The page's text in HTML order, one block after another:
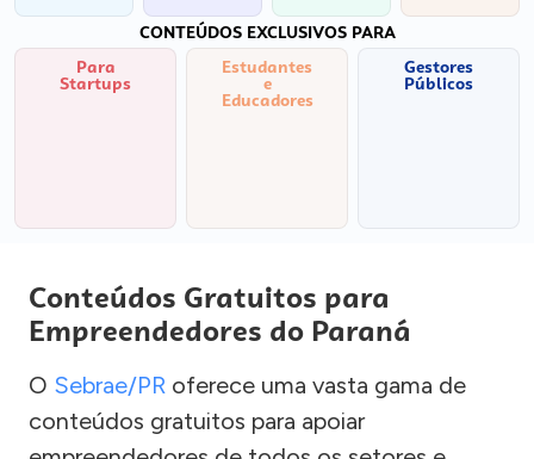
CONTEÚDOS EXCLUSIVOS PARA
Para
Startups
Estudantes
e
Educadores
Gestores
Públicos
Conteúdos Gratuitos para
Empreendedores do Paraná
O Sebrae/PR oferece uma vasta gama de
conteúdos gratuitos para apoiar